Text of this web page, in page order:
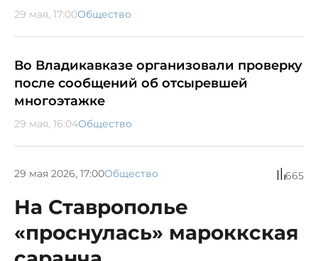
29 мая, 17:00Общество
Во Владикавказе организовали проверку
после сообщений об отсыревшей
многоэтажке
29 мая, 16:04Общество
29 мая 2026, 17:00Общество 665
На Ставрополье
«проснулась» мароккская